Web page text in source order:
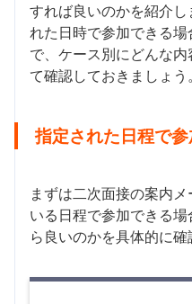
すれば良いのかを紹介
れた日時で参加できる
で、ケース別にどんな
て確認しておきましょう
指定された日程で
まずは二次面接の案内
いる日程で参加できる
ら良いのかを具体的に確